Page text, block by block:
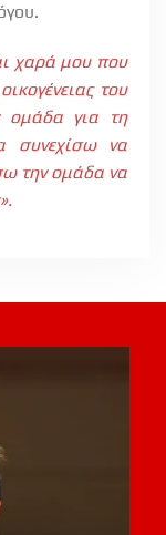
χαρά μου που
του
ομάδα για τη
συνεχίσω να
την ομάδα να